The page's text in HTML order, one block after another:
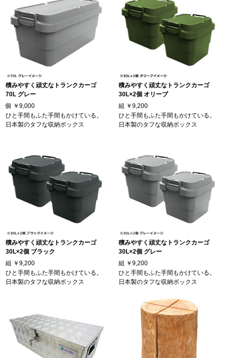
積みやすく頑丈なトランクカーゴ
70L グレー
個 ￥9,000
ひと手間もふた手間もかけている。
日本製のタフな収納ボックス
積みやすく頑丈なトランクカーゴ
30L×2個 オリーブ
組 ￥9,200
ひと手間もふた手間もかけている。
日本製のタフな収納ボックス
積みやすく頑丈なトランクカーゴ
30L×2個 ブラック
組 ￥9,200
ひと手間もふた手間もかけている。
日本製のタフな収納ボックス
積みやすく頑丈なトランクカーゴ
30L×2個 グレー
組 ￥9,200
ひと手間もふた手間もかけている。
日本製のタフな収納ボックス